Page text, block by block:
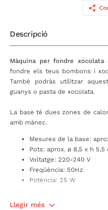
Descripció
Màquina per fondre
fondre els teus bombons i
També podràs utilitzar
guanys o pasta de xocolata.
La base té dues zones de
amb mànec.
Mesures de la base:
Pots: aprox. ø 8,5 x h 5,5
Voltatge: 220-240 V
Freqüència: 50Hz
Potència: 25 W
Llegir més